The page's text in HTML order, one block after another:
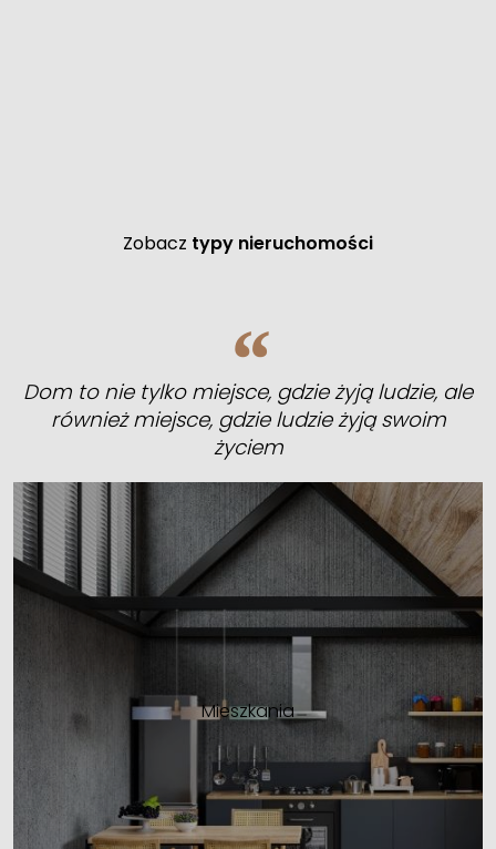
Zobacz typy nieruchomości
Dom to nie tylko miejsce, gdzie żyją ludzie, ale
również miejsce, gdzie ludzie żyją swoim
życiem
Mieszkania